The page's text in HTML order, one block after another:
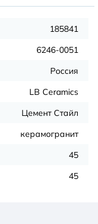
185841
6246-0051
Россия
LB Ceramics
Цемент Стайл
керамогранит
45
45